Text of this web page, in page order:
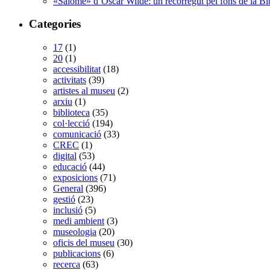
Categories
17 (1)
20 (1)
accessibilitat (18)
activitats (39)
artistes al museu (2)
arxiu (1)
biblioteca (35)
col·lecció (194)
comunicació (33)
CREC (1)
digital (53)
educació (44)
exposicions (71)
General (396)
gestió (23)
inclusió (5)
medi ambient (3)
museologia (20)
oficis del museu (30)
publicacions (6)
recerca (63)